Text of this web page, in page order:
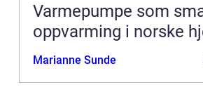
Varmepumpe som
oppvarming i norske
Marianne Sunde